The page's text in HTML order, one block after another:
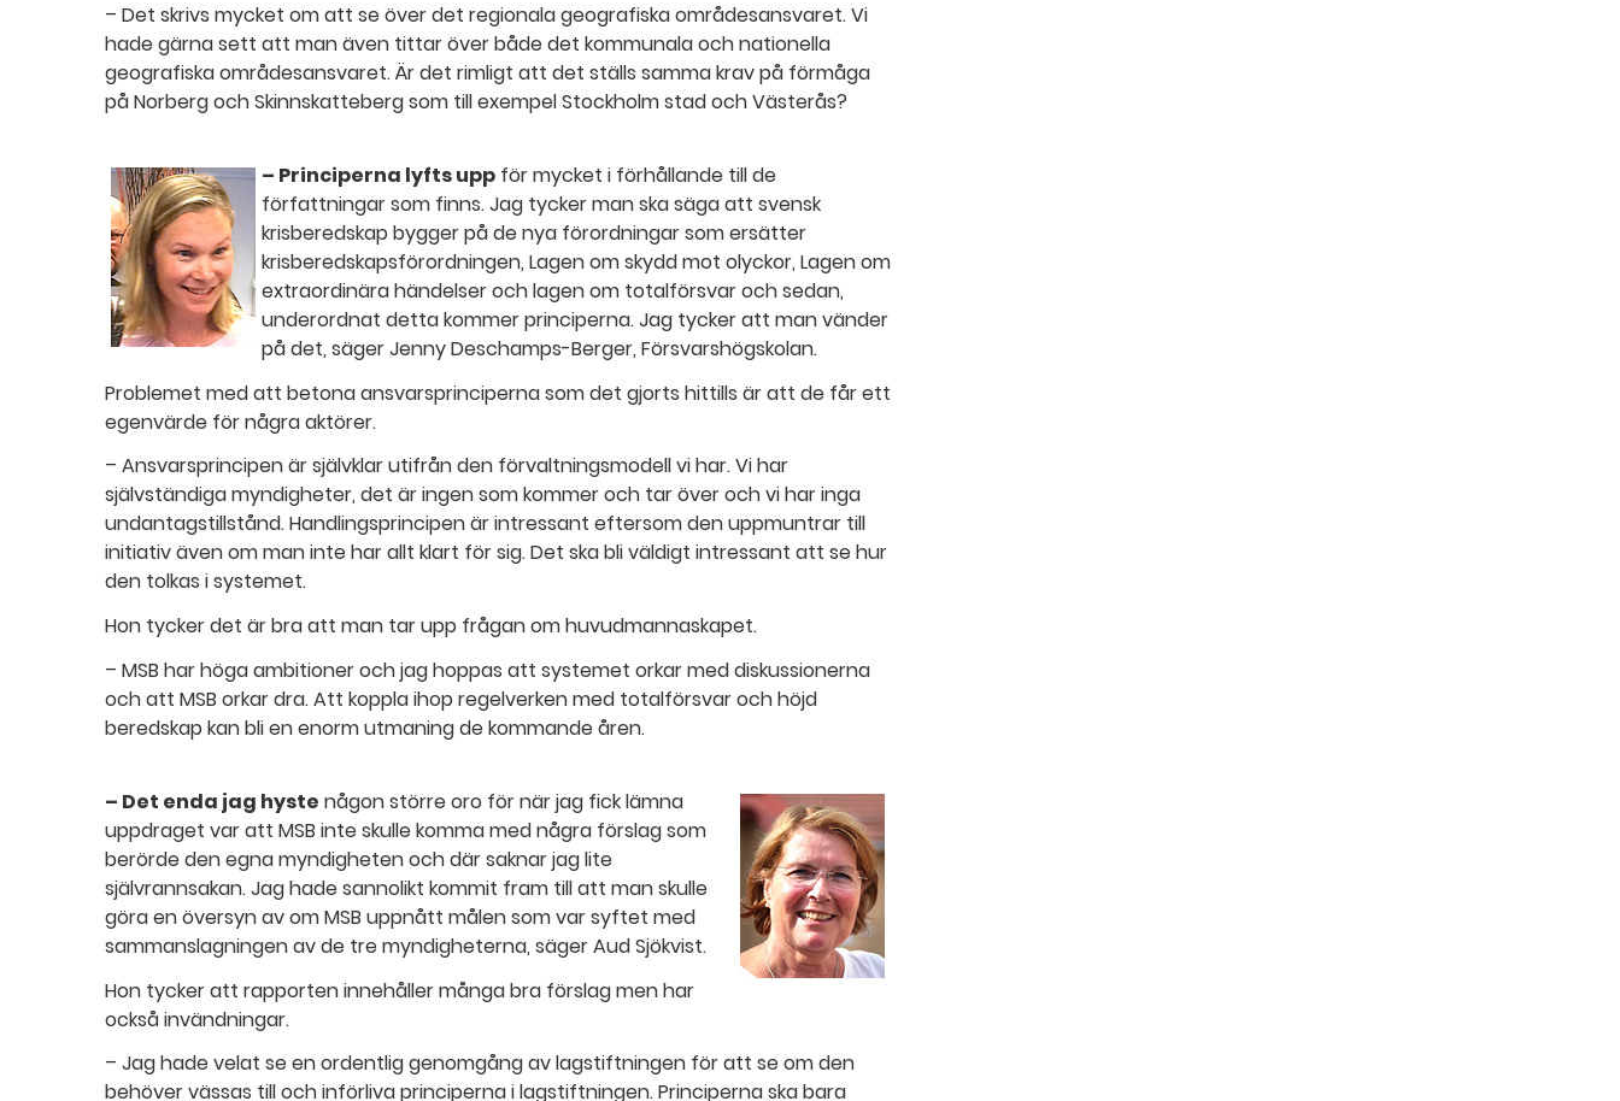
– Det skrivs mycket om att se över det regionala geografiska områdesansvaret. Vi
hade gärna sett att man även tittar över både det kommunala och nationella
geografiska områdesansvaret. Är det rimligt att det ställs samma krav på förmåga
på Norberg och Skinnskatteberg som till exempel Stockholm stad och Västerås?
– Principerna lyfts upp för mycket i förhållande till de
författningar som finns. Jag tycker man ska säga att svensk
krisberedskap bygger på de nya förordningar som ersätter
krisberedskapsförordningen, Lagen om skydd mot olyckor, Lagen om
extraordinära händelser och lagen om totalförsvar och sedan,
underordnat detta kommer principerna. Jag tycker att man vänder
på det, säger Jenny Deschamps-Berger, Försvarshögskolan.
Problemet med att betona ansvarsprinciperna som det gjorts hittills är att de får ett
egenvärde för några aktörer.
– Ansvarsprincipen är självklar utifrån den förvaltningsmodell vi har. Vi har
självständiga myndigheter, det är ingen som kommer och tar över och vi har inga
undantagstillstånd. Handlingsprincipen är intressant eftersom den uppmuntrar till
initiativ även om man inte har allt klart för sig. Det ska bli väldigt intressant att se hur
den tolkas i systemet.
Hon tycker det är bra att man tar upp frågan om huvudmannaskapet.
– MSB har höga ambitioner och jag hoppas att systemet orkar med diskussionerna
och att MSB orkar dra. Att koppla ihop regelverken med totalförsvar och höjd
beredskap kan bli en enorm utmaning de kommande åren.
– Det enda jag hyste någon större oro för när jag fick lämna
uppdraget var att MSB inte skulle komma med några förslag som
berörde den egna myndigheten och där saknar jag lite
självrannsakan. Jag hade sannolikt kommit fram till att man skulle
göra en översyn av om MSB uppnått målen som var syftet med
sammanslagningen av de tre myndigheterna, säger Aud Sjökvist.
Hon tycker att rapporten innehåller många bra förslag men har
också invändningar.
– Jag hade velat se en ordentlig genomgång av lagstiftningen för att se om den
behöver vässas till och införliva principerna i lagstiftningen. Principerna ska bara